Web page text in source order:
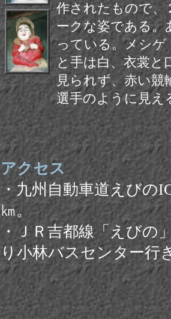
作されたもので、
ークな姿である。
っている。メシゲ
と手は白、衣裳と
見られず、赤い競
選手のように見え
アクセス
・九州自動車道えびの
㎞。
・ＪＲ吉都線「えびの
り小林バスセンター行